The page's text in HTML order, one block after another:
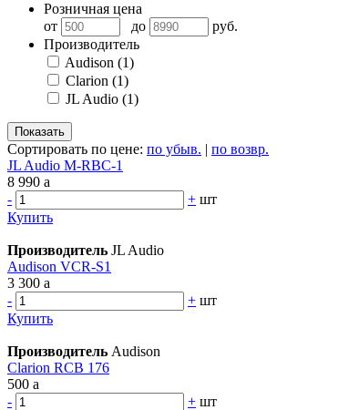
Розничная цена
от
до
руб.
Производитель
Audison (1)
Clarion (1)
JL Audio (1)
Сортировать по цене: по убыв. | по возвр.
JL Audio M-RBC-1
8 990 a
-
+ шт
Купить
Производитель JL Audio
Audison VCR-S1
3 300 a
-
+ шт
Купить
Производитель Audison
Clarion RCB 176
500 a
-
+ шт